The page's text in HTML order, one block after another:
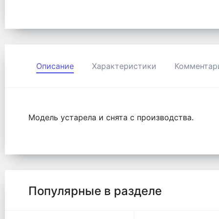
Описание Характеристики
Модель устарела и снята с производства.
Популярные в разделе